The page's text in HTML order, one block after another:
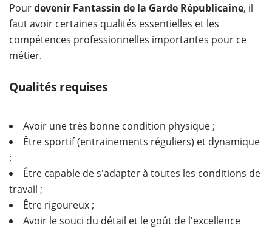
Pourdevenir Fantassin de la Garde Républicaine, il
faut avoir certaines qualités essentielles et les
compétences professionnelles importantes pour ce
métier.
Qualités requises
Avoir une très bonne condition physique ;
Être sportif (entrainements réguliers) et dynamique
;
Être capable de s'adapter à toutes les conditions de
travail ;
Être rigoureux ;
Avoir le souci du détail et le goût de l'excellence